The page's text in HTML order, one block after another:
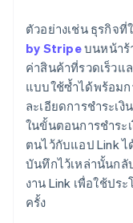
ตัวอย่างเช่น ธุรกิจที่
by Stripeบนหน้าร้
ค่าสินค้าที่รวดเร็วแ
แบบใช้ซ้ำได้พร้อม
ละเอียดการชำระเ
ในขั้นตอนการชำระ
ตนไว้กับแอป Link ไ
บันทึกไว้เหล่านั้นกลั
งาน Link เพื่อใช้ปร
ครั้ง